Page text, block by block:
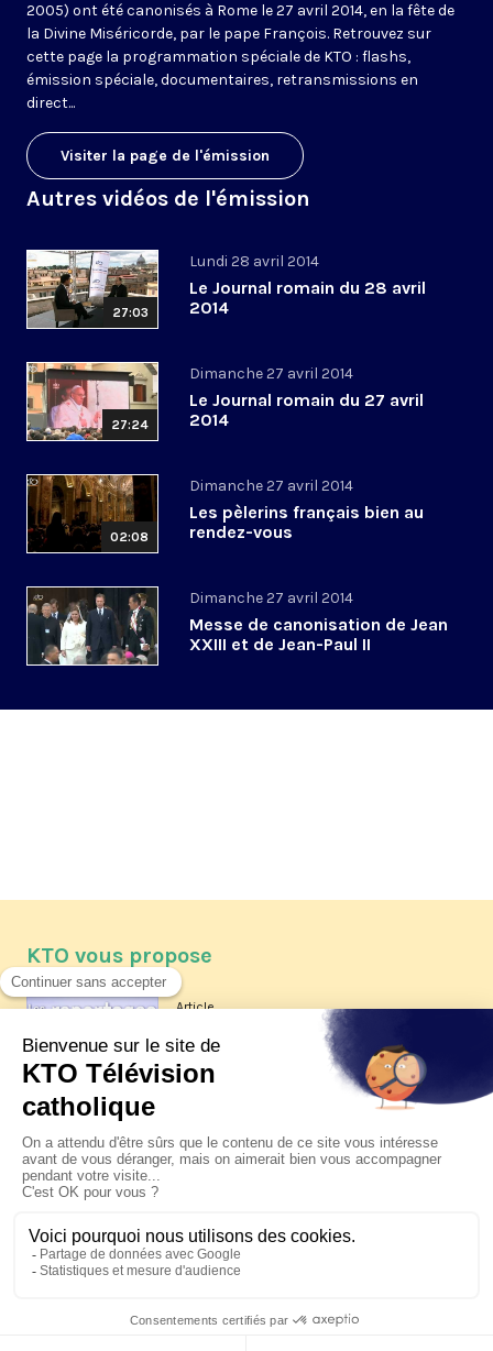
2005) ont été canonisés à Rome le 27 avril 2014, en la fête de
la Divine Miséricorde, par le pape François. Retrouvez sur
cette page la programmation spéciale de KTO : flashs,
émission spéciale, documentaires, retransmissions en
direct...
Visiter la page de l'émission
Autres vidéos de l'émission
27:03
Lundi 28 avril 2014
Le Journal romain du 28 avril
2014
27:24
Dimanche 27 avril 2014
Le Journal romain du 27 avril
2014
02:08
Dimanche 27 avril 2014
Les pèlerins français bien au
rendez-vous
Dimanche 27 avril 2014
Messe de canonisation de Jean
XXIII et de Jean-Paul II
KTO vous propose
Article
Les reportages d'été 2026 de KTO
La visite pastorale du pape Léon
XIV à Assise à suivre sur KTO le
jeudi 6 août
Le pape en Uruguay, Argentine et
Pérou du 6 au 17 novembre 2026